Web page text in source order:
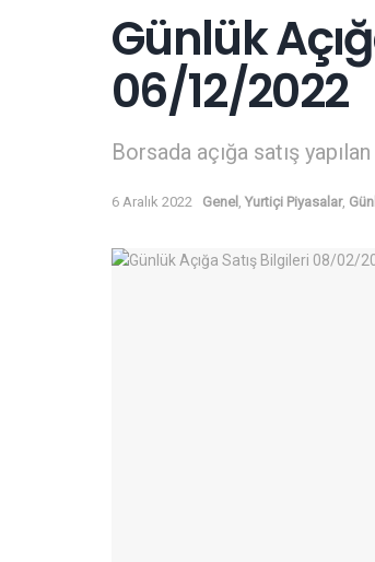
Günlük
06/12/2022
Borsada açığa satış
6 Aralık 2022 Genel Yurtiçi Piyasalar,